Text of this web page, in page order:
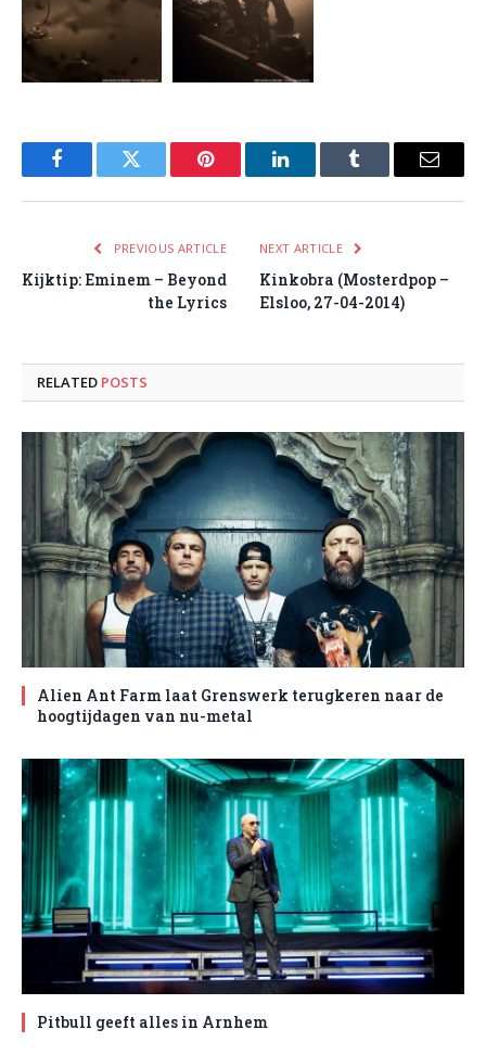
FacebookTwitter Pinterest LinkedInTumblr Email
PREVIOUS ARTICLE
Kijktip: Eminem – Beyond
the Lyrics
NEXT ARTICLE
Kinkobra (Mosterdpop –
Elsloo, 27-04-2014)
RELATED POSTS
Alien Ant Farm laat Grenswerk terugkeren naar de
hoogtijdagen van nu-metal
Pitbull geeft alles in Arnhem